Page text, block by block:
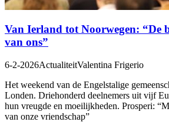
Van Ierland tot Noorwegen: “De
van ons”
6-2-2026ActualiteitValentina Frigerio
Het weekend van de Engelstalige
Londen. Driehonderd deelnemers uit vijf
hun vreugde en moeilijkheden. Prosperi:
van onze vriendschap”